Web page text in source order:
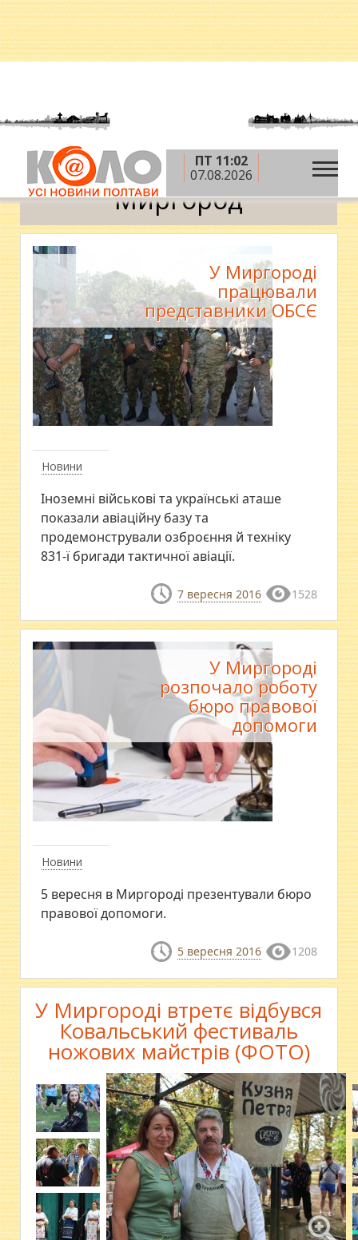
ПТ 11:02
07.08.2026
Головна » Миргород
Миргород
Новини
У Миргороді
працювали
представники ОБСЄ
Іноземні військові та українські аташе
показали авіаційну базу та
продемонстрували озброєння й техніку
831-ї бригади тактичної авіації.
7 вересня 2016 1528
Новини
У Миргороді
розпочало роботу
бюро правової
допомоги
5 вересня в Миргороді презентували бюро
правової допомоги.
5 вересня 2016 1208
У Миргороді втретє відбувся
Ковальський фестиваль
ножових майстрів (ФОТО)